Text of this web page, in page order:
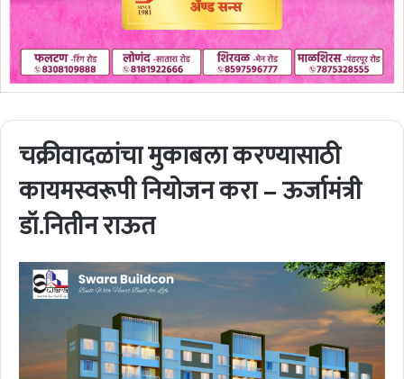
चक्रीवादळांचा मुकाबला करण्यासाठी
कायमस्वरूपी नियोजन करा – ऊर्जामंत्री
डॉ.नितीन राऊत